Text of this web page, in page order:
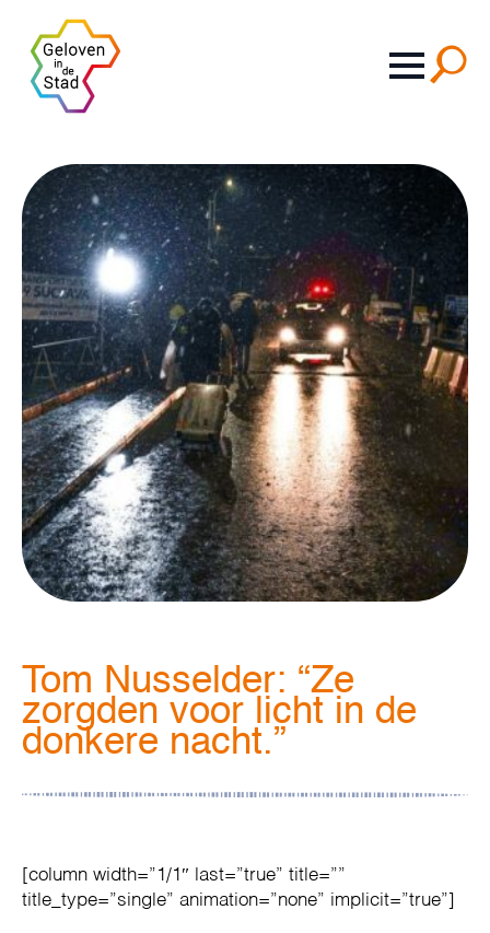
Tom Nusselder: “Ze
zorgden voor licht in de
donkere nacht.”
[column width=”1/1″ last=”true” title=””
title_type=”single” animation=”none” implicit=”true”]